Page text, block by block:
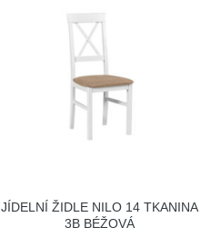
JÍDELNÍ ŽIDLE NILO 14 TKANINA
3B BÉŽOVÁ